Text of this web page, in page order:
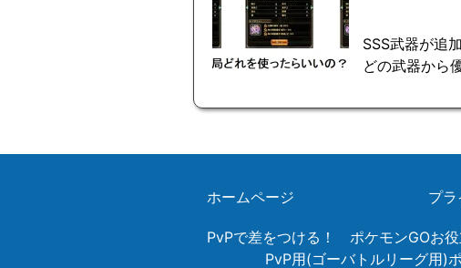
SSS武器が追
どの武器から
ホームページ プ
PvPで差をつける！ ポケモンGOお
PvP用(ゴーバトルリーグ用)